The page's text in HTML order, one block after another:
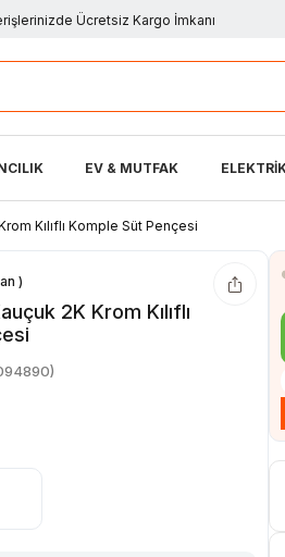
Ücretsiz Kargo İmkanı
EV & MUTFAK
Kılıflı Komple Süt Pençesi
2K Krom Kılıflı